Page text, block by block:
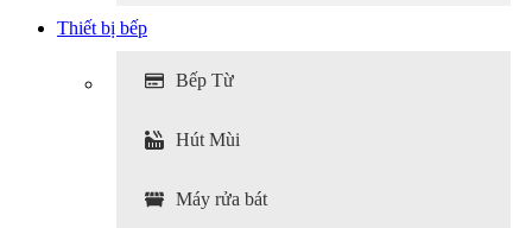
Thiết bị bếp
Bếp Từ
Hút Mùi
Máy rửa bát